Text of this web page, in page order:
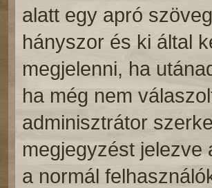
alatt egy apró
hányszor és ki által
megjelenni, ha
ha még nem
adminisztrátor
megjegyzést jelezve
a normál